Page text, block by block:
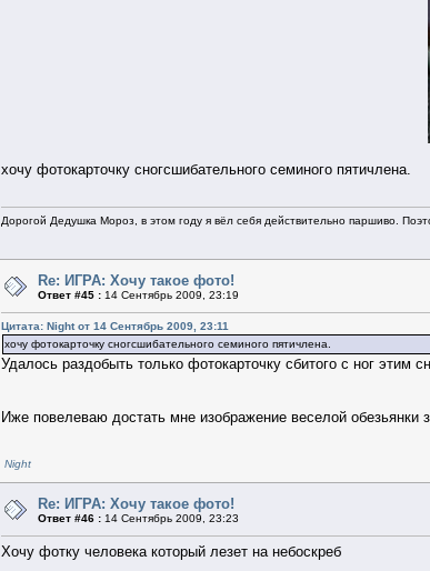
хочу фотокарточку сногсшибательного семиного пятичлена.
Дорогой Дедушка Мороз, в этом году я вёл себя действительно паршиво.
Re: ИГРА: Хочу такое фото!
Ответ #45 : 14 Сентябрь 2009, 23:19
Цитата: Night от 14 Сентябрь 2009, 23:11
хочу фотокарточку сногсшибательного семиного пятичлена.
Удалось раздобыть только фотокарточку сбитого с ног этим
Иже повелеваю достать мне изображение веселой обезьянки
Night
Re: ИГРА: Хочу такое фото!
Ответ #46 : 14 Сентябрь 2009, 23:23
Хочу фотку человека который лезет на небоскреб